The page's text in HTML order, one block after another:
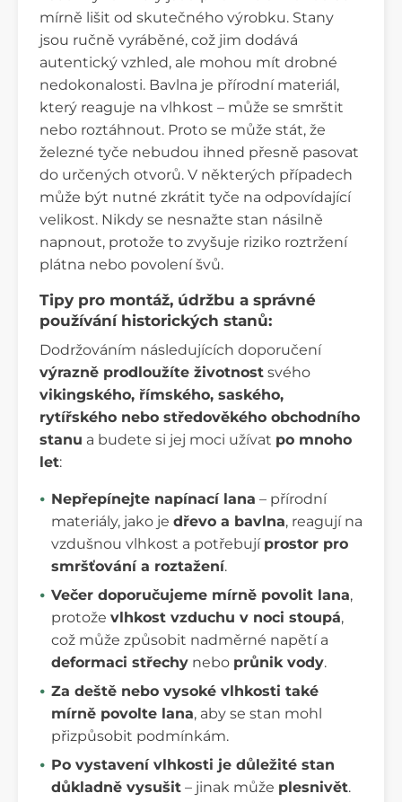
mírně lišit od skutečného výrobku. Stany
jsou ručně vyráběné, což jim dodává
autentický vzhled, ale mohou mít drobné
nedokonalosti. Bavlna je přírodní materiál,
který reaguje na vlhkost – může se smrštit
nebo roztáhnout. Proto se může stát, že
železné tyče nebudou ihned přesně pasovat
do určených otvorů. V některých případech
může být nutné zkrátit tyče na odpovídající
velikost. Nikdy se nesnažte stan násilně
napnout, protože to zvyšuje riziko roztržení
plátna nebo povolení švů.
Tipy pro montáž, údržbu a správné
používání historických stanů:
Dodržováním následujících doporučení
výrazně prodloužíte životnost svého
vikingského, římského, saského,
rytířského nebo středověkého obchodního
stanu a budete si jej moci užívat po mnoho
let:
Nepřepínejte napínací lana – přírodní
materiály, jako je dřevo a bavlna, reagují na
vzdušnou vlhkost a potřebují prostor pro
smršťování a roztažení.
Večer doporučujeme mírně povolit lana,
protože vlhkost vzduchu v noci stoupá,
což může způsobit nadměrné napětí a
deformaci střechy nebo průnik vody.
Za deště nebo vysoké vlhkosti také
mírně povolte lana, aby se stan mohl
přizpůsobit podmínkám.
Po vystavení vlhkosti je důležité stan
důkladně vysušit – jinak může plesnivět.